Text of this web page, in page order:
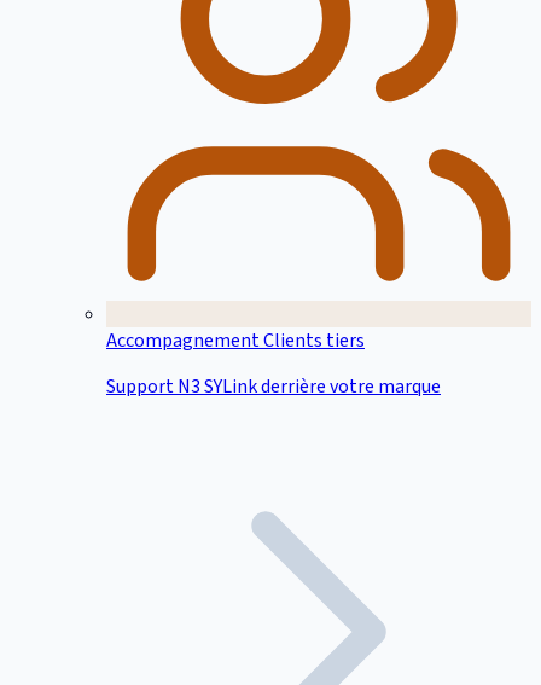
Accompagnement Clients tiers
Support N3 SYLink derrière votre marque